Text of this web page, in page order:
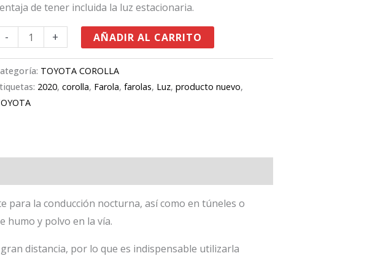
de tener incluida la luz estacionaria.
- + AÑADIR AL CARRITO
TOYOTA COROLLA
2020,corolla, Farola,farolas, Luz,producto nuevo,
para la conducción nocturna, así como en túneles o
humo y polvo en la vía.
distancia, por lo que es indispensable utilizarla